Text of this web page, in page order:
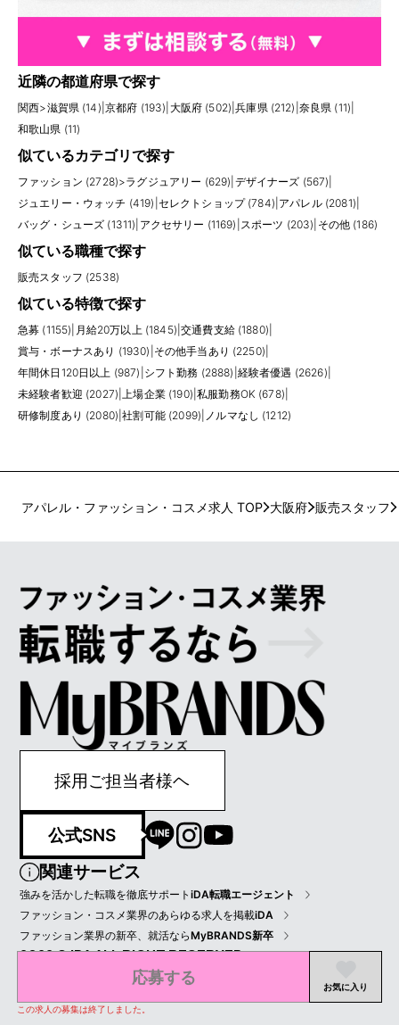
応募する
この求人の募集は終了しました。
お気に入り
近隣の都道府県で探す
関西>滋賀県 (14) 京都府 (193) 大阪府 (502) |兵庫県 (212) 奈良県 (11)
和歌山県 (11)
似ているカテゴリで探す
ファッション (2728)>ラグジュアリー (629) デザイナーズ (567)
ジュエリー・ウォッチ (419) セレクトショップ (784) アパレル (2081)
バッグ・シューズ (1311) アクセサリー (1169) スポーツ (203) その他 (186)
似ている職種で探す
販売スタッフ (2538)
似ている特徴で探す
急募 (1155) 月給20万以上 (1845) |交通費支給 (1880)
賞与・ボーナスあり (1930) その他手当あり (2250)
年間休日120日以上 (987) シフト勤務 (2888) 経験者優遇 (2626)
未経験者歓迎 (2027) |上場企業 (190) |私服勤務OK (678)
研修制度あり (2080) |社割可能 (2099) ノルマなし (1212)
アパレル・ファッション・コスメ求人 TOP 大阪府 販売スタッフ
採用ご担当者様ヘ
公式SNS
関連サービス
強みを活かした転職を徹底サポートiDA転職エージェント
ファッション・コスメ業界のあらゆる求人を掲載iDA
ファッション業界の新卒、就活ならMyBRANDS新卒
2022 © IDA ALL RIGHT RESERVED.
プライバシーポリシー会員規約